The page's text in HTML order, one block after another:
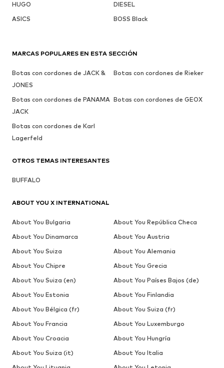
HUGO
DIESEL
ASICS
BOSS Black
MARCAS POPULARES EN ESTA SECCIÓN
Botas con cordones de JACK &
JONES
Botas con cordones de Rieker
Botas con cordones de PANAMA
JACK
Botas con cordones de GEOX
Botas con cordones de Karl
Lagerfeld
OTROS TEMAS INTERESANTES
BUFFALO
ABOUT YOU X INTERNATIONAL
About You Bulgaria
About You República Checa
About You Dinamarca
About You Austria
About You Suiza
About You Alemania
About You Chipre
About You Grecia
About You Suiza (en)
About You Países Bajos (de)
About You Estonia
About You Finlandia
About You Bélgica (fr)
About You Suiza (fr)
About You Francia
About You Luxemburgo
About You Croacia
About You Hungría
About You Suiza (it)
About You Italia